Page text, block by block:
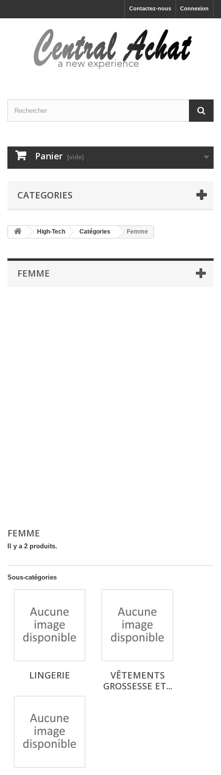
Connexion
Contactez-nous
Panier (vide)
CATEGORIES
High-Tech Catégories Femme
FEMME
FEMME
Il y a 2 produits.
Sous-catégories
LINGERIE
VÊTEMENTS
GROSSESSE ET...